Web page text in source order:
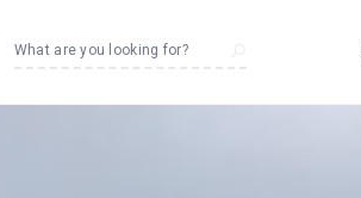
What are you looking for?